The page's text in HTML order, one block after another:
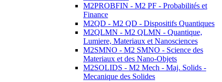
M2PROBFIN - M2 PF - Probabilités et
Finance
M2QD - M2 QD - Dispositifs Quantiques
M2QLMN - M2 QLMN - Quantique,
Lumiere, Materiaux et Nanosciences
M2SMNO - M2 SMNO - Science des
Materiaux et des Nano-Objets
M2SOLIDS - M2 Mech - Maj. Solids -
Mecanique des Solides